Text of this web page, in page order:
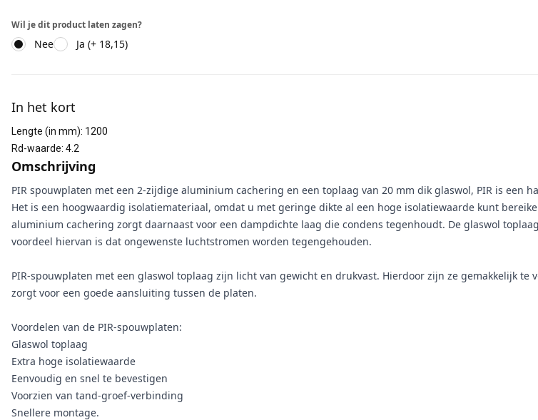
Wil je dit product laten zagen?
Nee Ja (+ 18,15)
In het kort
Lengte (in mm): 1200
Rd-waarde: 4.2
Omschrijving
PIR spouwplaten met een 2-zijdige aluminium cachering en een toplaag van 20 mm dik glaswol, PIR is een
Het is een hoogwaardig isolatiemateriaal, omdat u met geringe dikte al een hoge isolatiewaarde kunt
aluminium cachering zorgt daarnaast voor een dampdichte laag die condens tegenhoudt. De glaswol
voordeel hiervan is dat ongewenste luchtstromen worden tegengehouden.
PIR-spouwplaten met een glaswol toplaag zijn licht van gewicht en drukvast. Hierdoor zijn ze gemakkelijk
zorgt voor een goede aansluiting tussen de platen.
Voordelen van de PIR-spouwplaten:
Glaswol toplaag
Extra hoge isolatiewaarde
Eenvoudig en snel te bevestigen
Voorzien van tand-groef-verbinding
Snellere montage.